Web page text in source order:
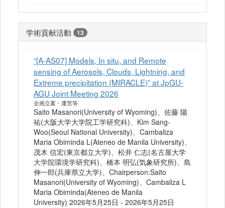
学術貢献活動 13
“[A-AS07] Models, In situ, and Remote
sensing of Aerosols, Clouds, Lightning, and
Extreme precipitation (MIRACLE)” at JpGU-
AGU Joint Meeting 2026
企画立案・運営等
Saito Masanori(University of Wyoming)、佐藤 陽
祐(大阪大学大学院工学研究科)、Kim Sang-
Woo(Seoul National University)、Cambaliza
Maria Obiminda L(Ateneo de Manila University)、
茂木 信宏(東京都立大学)、松井 仁志(名古屋大学
大学院環境学研究科)、橋本 明弘(気象研究所)、島
伸一郎(兵庫県立大学)、Chairperson:Saito
Masanori(University of Wyoming)、Cambaliza L
Maria Obiminda(Ateneo de Manila
University) 2026年5月25日 - 2026年5月25日